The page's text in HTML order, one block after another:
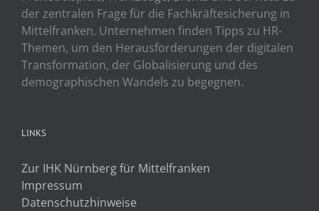
der zentralen Frage für die Fachkräftesicherung in
Mittelfranken. Unternehmen finden Tipps zu HR-
Themen, um den Herausforderungen der digitalen
Transformation, der Globalisierung und des
demographischen Wandels zu begegnen.
LINKS
Zur IHK Nürnberg für Mittelfranken
Impressum
Datenschutzhinweise